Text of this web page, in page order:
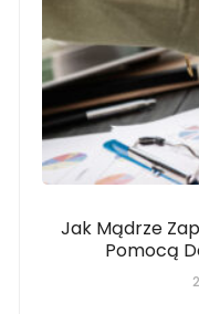
Jak Mądrze
Pomocą